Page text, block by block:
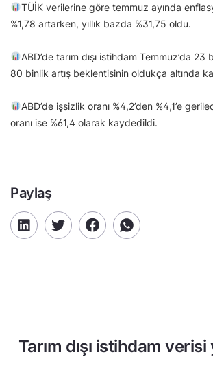
TÜİK verilerine göre temmuz ayında
%1,78 artarken, yıllık bazda %31,75 oldu.
ABD’de tarım dışı istihdam Temmuz’da 23
80 binlik artış beklentisinin oldukça altında
ABD’de işsizlik oranı %4,2’den %4,1’e
oranı ise %61,4 olarak kaydedildi.
Paylaş
Tarım dışı istihdam verisi